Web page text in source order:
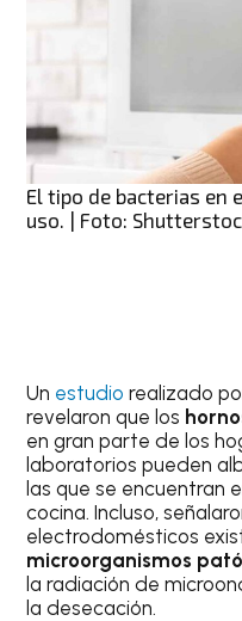
El tipo de bacterias en
uso. | Foto:
Un estudio realizado
revelaron que los
en gran parte de los
laboratorios pueden
las que se encuentran
cocina. Incluso,
electrodomésticos
microorganismos
la radiación de
la desecación.